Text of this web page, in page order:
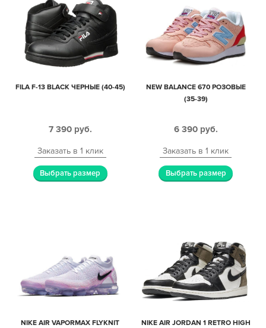
FILA F-13 BLACK ЧЕРНЫЕ (40-45)
7 390 руб.
Заказать в 1 клик
Выбрать размер
NEW BALANCE 670 РОЗОВЫЕ
(35-39)
6 390 руб.
Заказать в 1 клик
Выбрать размер
NIKE AIR VAPORMAX FLYKNIT
NIKE AIR JORDAN 1 RETRO HIGH